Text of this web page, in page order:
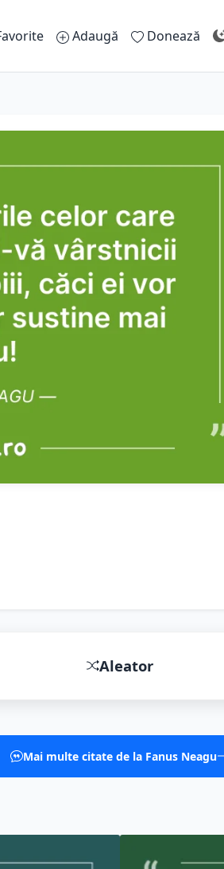
Adaugă Donează
Aleator
Mai multe citate de la Fanus Neagu